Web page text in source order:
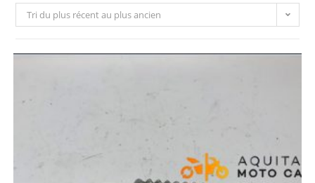
Tri du plus récent au plus ancien